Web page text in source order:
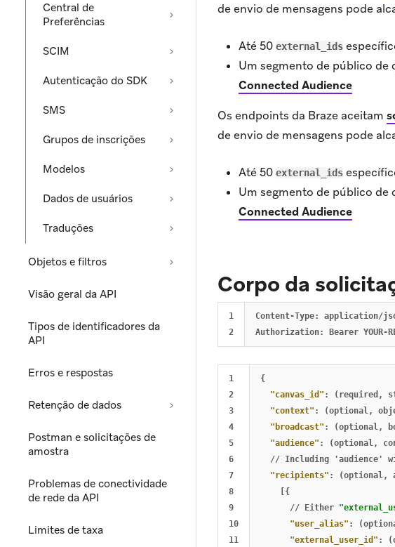
Central de
Preferências
SCIM
Autenticação do SDK
SMS
Grupos de inscrições
Modelos
Dados de usuários
Traduções
Objetos e filtros
Visão geral da API
Tipos de identificadores da
API
Erros e respostas
Retenção de dados
Postman e solicitações de
amostra
Problemas de conectividade
de rede da API
Limites de taxa
de envio de mensagens pode
Até 50 external_ids
Um segmento de público
Connected Audience
Os endpoints da Braze aceitam
de envio de mensagens pode
Até 50 external_ids
Um segmento de público
Connected Audience
Corpo da
1
Content-Type: application/
1
2
3
4
5
6
7
8
9
10
11
{
"canvas_id" : (required ,
"context" : (optional,
"broadcast" : (optional,
"audience" : (optional,
// Including 'audience'
"recipients" : (optional,
[{
//
Either
"user_alias" :
"external_user_id" :